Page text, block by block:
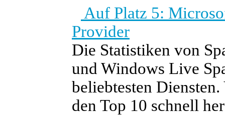
Auf Platz 5:
Provider
Die Statistiken von
und Windows Live
beliebtesten
den Top 10 schnell